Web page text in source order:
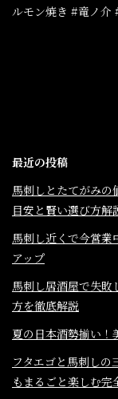
ルモン焼き #竜ノ介
最近の投稿
馬刺しとたてがみ
目安と賢い選び方解
馬刺し近くで今営業
アップ
馬刺し居酒屋で失敗
方を徹底解説
夏の日本酒勢揃い！
フタエゴと馬刺し
もまるごと楽しむ完